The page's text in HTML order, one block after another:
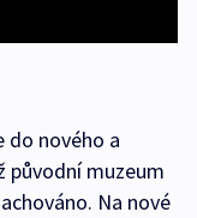
do nového a
muzeum
Na nové